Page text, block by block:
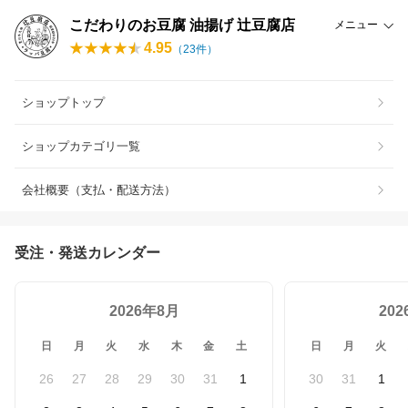
こだわりのお豆腐 油揚げ 辻豆腐店 メニュー
4.95 （23件）
ショップトップ
ショップカテゴリ一覧
会社概要（支払・配送方法）
受注・発送カレンダー
2026年8月
日 月 火 水 木 金 土
26 27 28 29 30 31 1
日 月 火
30 31 1